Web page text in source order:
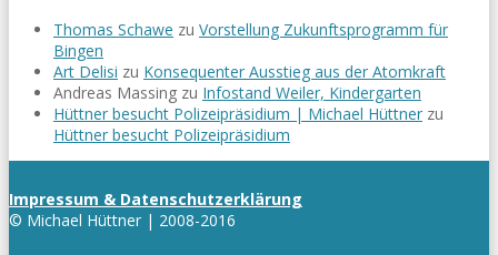
Thomas Schawe zu Vorstellung Zukunftsprogramm für
Bingen
Art Delisi zu Konsequenter Ausstieg aus der Atomkraft
Andreas Massing zu Infostand Weiler, Kindergarten
Hüttner besucht Polizeipräsidium | Michael Hüttner zu
Hüttner besucht Polizeipräsidium
Impressum & Datenschutzerklärung
© Michael Hüttner | 2008-2016